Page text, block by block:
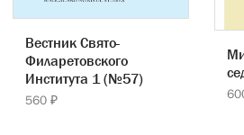
Вестник Свято-
Филаретовского
Института 1 (№57)
560 ₽